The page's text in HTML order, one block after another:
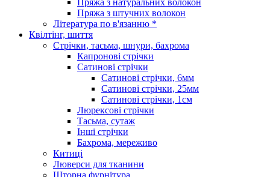
Пряжа з штучних волокон
Література по в'язанню *
Квілтінг, шиття
Стрічки, тасьма, шнури, бахрома
Капронові стрічки
Сатинові стрічки
Сатинові стрічки, 6мм
Сатинові стрічки, 25мм
Сатинові стрічки, 1см
Люрексові стрічки
Тасьма, сутаж
Інші стрічки
Бахрома, мереживо
Китиці
Люверси для тканини
Шторна фурнітура